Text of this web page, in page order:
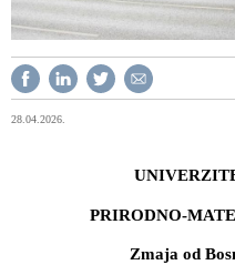
28.04.2026.
PRIRODNO-
Zmaja od